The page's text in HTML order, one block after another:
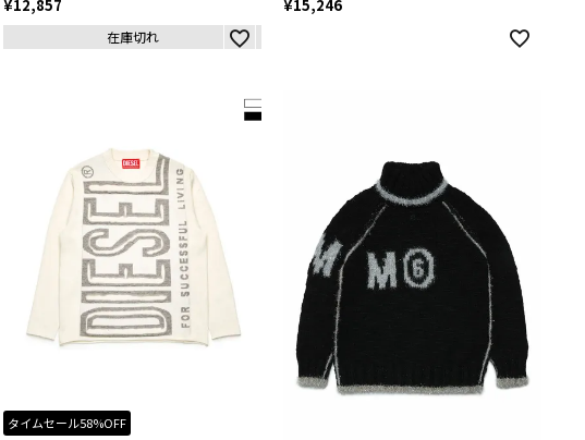
¥12,857
在庫切れ
¥15,246
タイムセール58%OFF